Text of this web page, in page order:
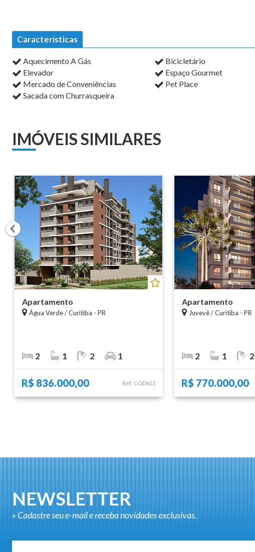
Características
Aquecimento A Gás Bicicletário
Elevador
Espaço Gourmet
Mercado de Conveniências
Pet Place
Sacada com Churrasqueira
IMÓVEIS SIMILARES
Ref: COD613
Apartamento
Água Verde / Curitiba - PR
R$ 836.000,00
2 1 2 1
Apartamento
Juvevê / Curitiba - PR
R$ 770.000,00
2 1 2
NEWSLETTER
» Cadastre seu e-mail e receba novidades exclusivas.